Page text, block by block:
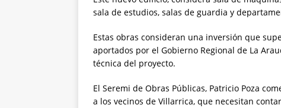
sala de estudios, salas de guardia y
Estas obras consideran una inversión que
aportados por el Gobierno Regional de La
técnica del proyecto.
El Seremi de Obras Públicas, Patricio Poza
a los vecinos de Villarrica, que necesitan